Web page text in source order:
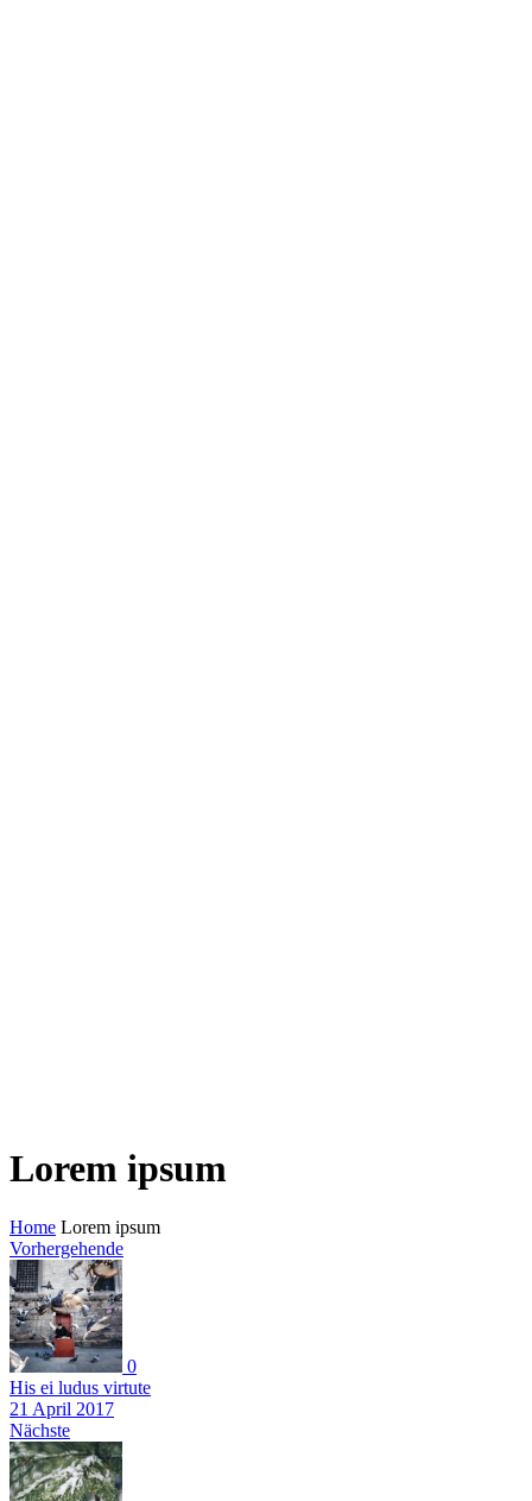
Lorem ipsum
Home Lorem ipsum
Vorhergehende
0
His ei ludus virtute
21 April 2017
Nächste